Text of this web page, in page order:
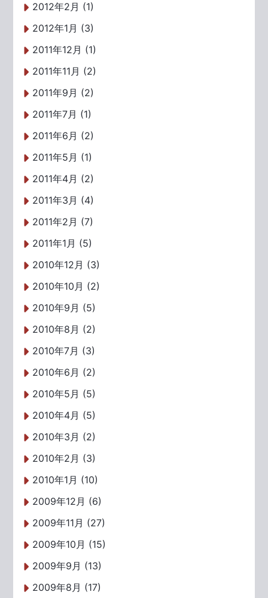
2012年2月 (1)
2012年1月 (3)
2011年12月 (1)
2011年11月 (2)
2011年9月 (2)
2011年7月 (1)
2011年6月 (2)
2011年5月 (1)
2011年4月 (2)
2011年3月 (4)
2011年2月 (7)
2011年1月 (5)
2010年12月 (3)
2010年10月 (2)
2010年9月 (5)
2010年8月 (2)
2010年7月 (3)
2010年6月 (2)
2010年5月 (5)
2010年4月 (5)
2010年3月 (2)
2010年2月 (3)
2010年1月 (10)
2009年12月 (6)
2009年11月 (27)
2009年10月 (15)
2009年9月 (13)
2009年8月 (17)